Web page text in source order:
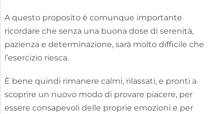
A questo proposito è comunque importante
ricordare che senza una buona dose di serenità,
pazienza e determinazione, sarà molto difficile che
l’esercizio riesca.
È bene quindi rimanere calmi, rilassati, e pronti a
scoprire un nuovo modo di provare piacere, per
essere consapevoli delle proprie emozioni e per